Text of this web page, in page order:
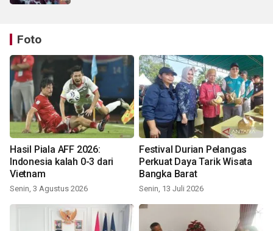
Foto
Hasil Piala AFF 2026:
Indonesia kalah 0-3 dari
Vietnam
Senin, 3 Agustus 2026
Festival Durian Pelangas
Perkuat Daya Tarik Wisata
Bangka Barat
Senin, 13 Juli 2026